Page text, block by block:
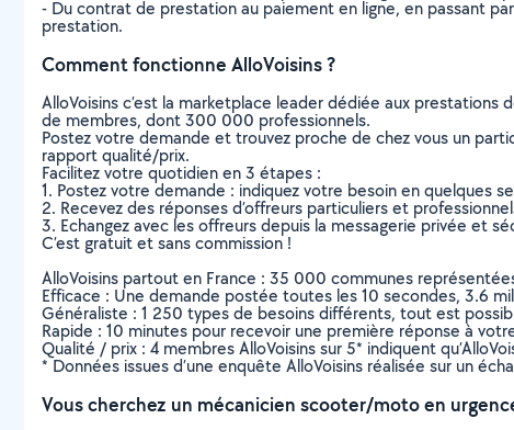
- Du contrat de prestation au paiement en ligne, en passant
prestation.
Comment fonctionne AlloVoisins ?
AlloVoisins c’est la marketplace leader dédiée aux
de membres, dont 300 000 professionnels.
Postez votre demande et trouvez proche de chez vous un
rapport qualité/prix.
Facilitez votre quotidien en 3 étapes :
1. Postez votre demande : indiquez votre besoin en quelques
2. Recevez des réponses d’offreurs particuliers et
3. Echangez avec les offreurs depuis la messagerie privée et
C’est gratuit et sans commission !
AlloVoisins partout en France : 35 000 communes
Efficace : Une demande postée toutes les 10 secondes, 3.6
Généraliste : 1 250 types de besoins différents, tout est
Rapide : 10 minutes pour recevoir une première réponse à
Qualité / prix : 4 membres AlloVoisins sur 5* indiquent
* Données issues d’une enquête AlloVoisins réalisée sur un
Vous cherchez un mécanicien scooter/moto en